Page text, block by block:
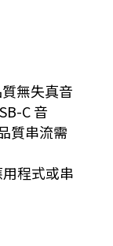
無失真音
C 音
質串流需
程式或串